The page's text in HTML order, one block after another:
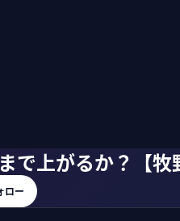
で上がるか？【牧
ロー